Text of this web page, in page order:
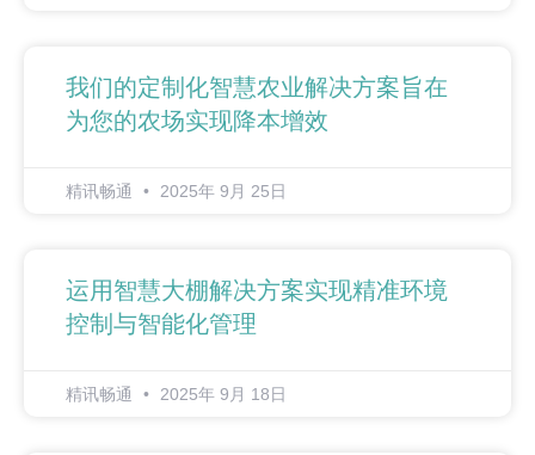
我们的定制化智慧农业解决方案旨在
为您的农场实现降本增效
精讯畅通 2025年 9月 25日
运用智慧大棚解决方案实现精准环境
控制与智能化管理
精讯畅通 2025年 9月 18日